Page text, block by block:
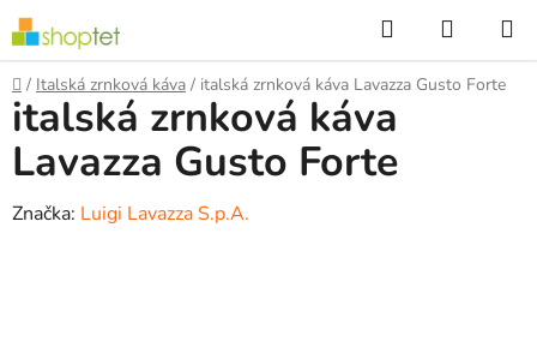
Přejít
na
obsah
Hledat
KOŠÍK
Domů
/ Italská zrnková káva / italská zrnková káva Lavazza Gusto Forte
italská zrnková káva
Lavazza Gusto Forte
Značka: Luigi Lavazza S.p.A.